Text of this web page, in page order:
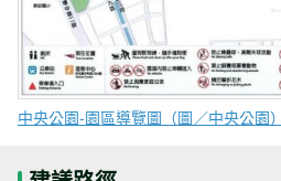
中央公園-園區導覽圖（圖／中央公園）